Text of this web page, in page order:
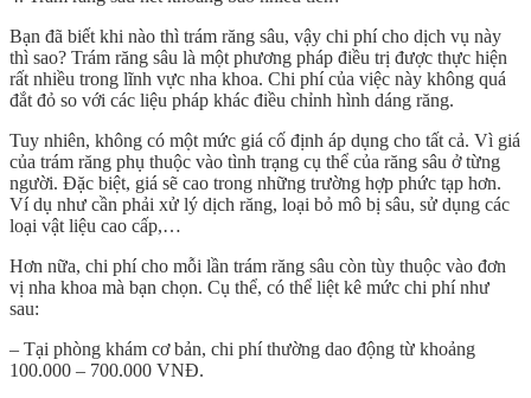
Bạn đã biết khi nào thì trám răng sâu, vậy chi phí cho dịch vụ này
thì sao? Trám răng sâu là một phương pháp điều trị được thực hiện
rất nhiều trong lĩnh vực nha khoa. Chi phí của việc này không quá
đắt đỏ so với các liệu pháp khác điều chỉnh hình dáng răng.
Tuy nhiên, không có một mức giá cố định áp dụng cho tất cả. Vì giá
của trám răng phụ thuộc vào tình trạng cụ thể của răng sâu ở từng
người. Đặc biệt, giá sẽ cao trong những trường hợp phức tạp hơn.
Ví dụ như cần phải xử lý dịch răng, loại bỏ mô bị sâu, sử dụng các
loại vật liệu cao cấp,…
Hơn nữa, chi phí cho mỗi lần trám răng sâu còn tùy thuộc vào đơn
vị nha khoa mà bạn chọn. Cụ thể, có thể liệt kê mức chi phí như
sau:
– Tại phòng khám cơ bản, chi phí thường dao động từ khoảng
100.000 – 700.000 VNĐ.